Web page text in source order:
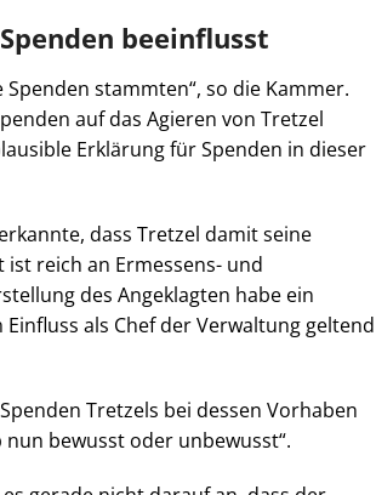
beeinflusst
stammten“, so die Kammer.
auf das Agieren von Tretzel
Erklärung für Spenden in dieser
dass Tretzel damit seine
reich an Ermessens- und
des Angeklagten habe ein
als Chef der Verwaltung geltend
Tretzels bei dessen Vorhaben
bewusst oder unbewusst“.